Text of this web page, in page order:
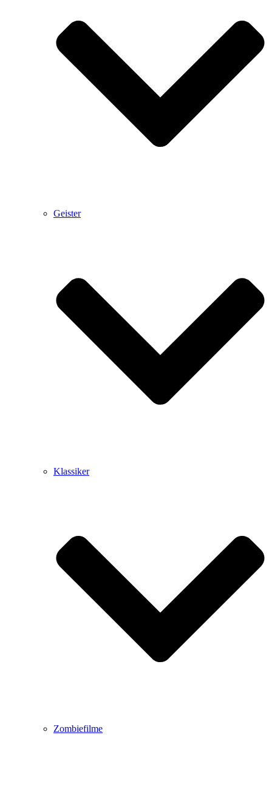
Geister
Klassiker
Zombiefilme